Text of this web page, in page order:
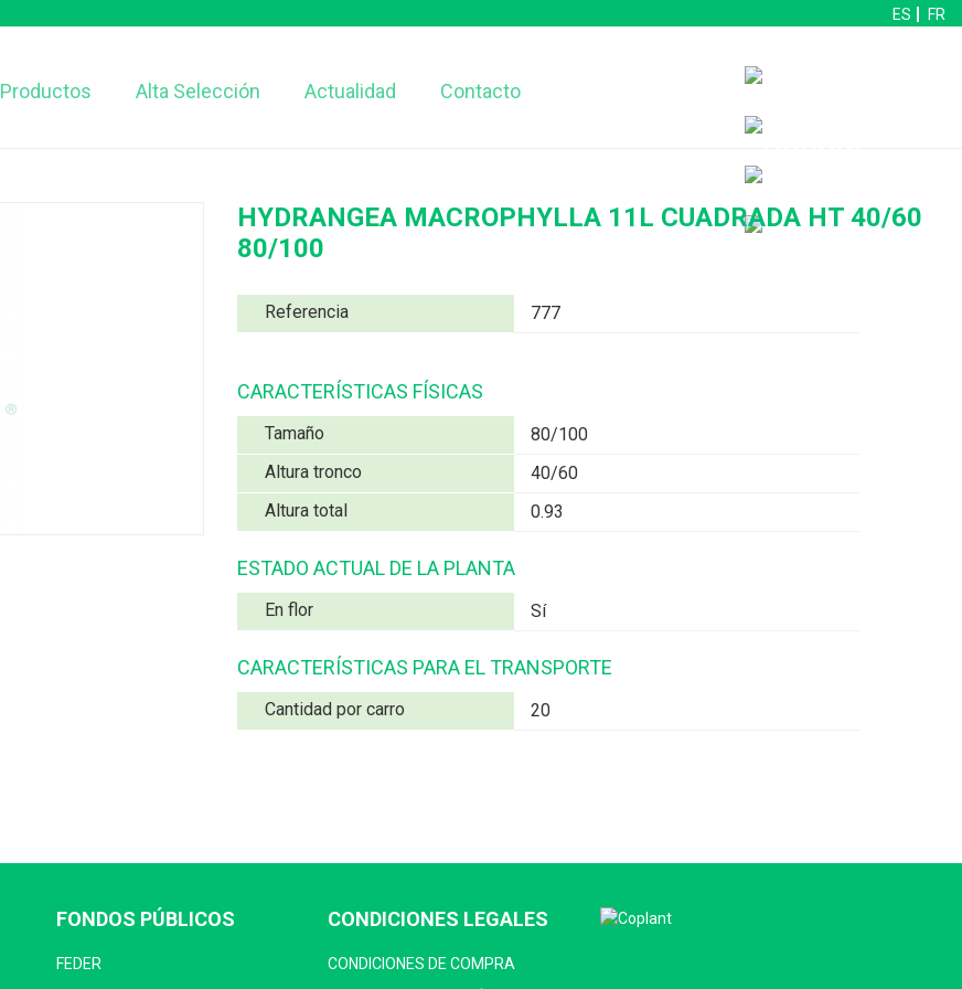
ES FR
Productos Alta Selección Actualidad Contacto
HYDRANGEA MACROPHYLLA 11L CUADRADA HT 40/60
80/100
Referencia 777
CARACTERÍSTICAS FÍSICAS
Tamaño
80/100
Altura tronco
40/60
Altura total
0.93
ESTADO ACTUAL DE LA PLANTA
En flor Sí
CARACTERÍSTICAS PARA EL TRANSPORTE
Cantidad por carro 20
FONDOS PÚBLICOS
FEDER
CONDICIONES LEGALES
CONDICIONES DE COMPRA